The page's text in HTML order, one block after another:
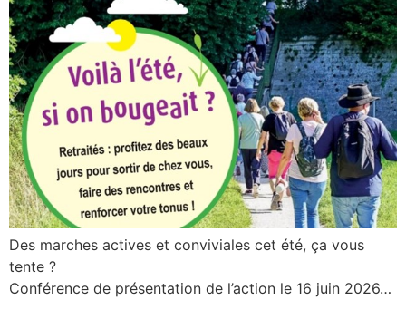
Des marches actives et conviviales cet été, ça vous
tente ?
Conférence de présentation de l’action le 16 juin 2026…